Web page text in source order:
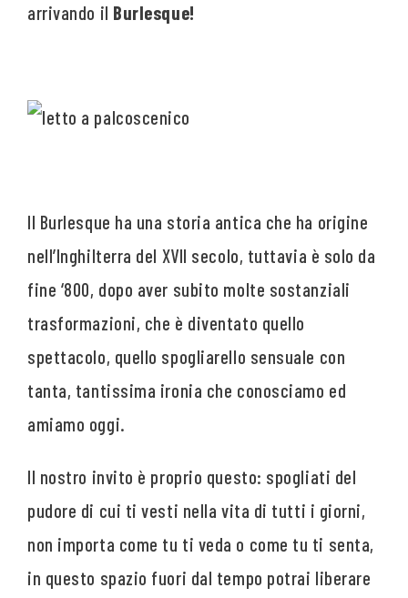
arrivando il Burlesque!
Il Burlesque ha una storia antica che ha origine
nell’Inghilterra del XVII secolo, tuttavia è solo da
fine ‘800, dopo aver subito molte sostanziali
trasformazioni, che è diventato quello
spettacolo, quello spogliarello sensuale con
tanta, tantissima ironia che conosciamo ed
amiamo oggi.
Il nostro invito è proprio questo: spogliati del
pudore di cui ti vesti nella vita di tutti i giorni,
non importa come tu ti veda o come tu ti senta,
in questo spazio fuori dal tempo potrai liberare